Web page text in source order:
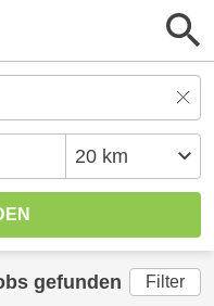
gefunden Filter